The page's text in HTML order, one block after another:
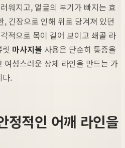
워지고, 얼굴의 부기가 빠지는 효
긴장으로 인해 위로 당겨져 있던
적으로 목이 길어 보이고 쇄골 라
마사지볼 사용은 단순히 통증을
여성스러운 상체 라인을 만드는 가
다.
정적인 어깨 라인을